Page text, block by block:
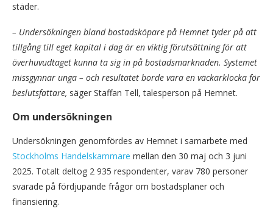
städer.
– Undersökningen bland bostadsköpare på Hemnet tyder på att
tillgång till eget kapital i dag är en viktig förutsättning för att
överhuvudtaget kunna ta sig in på bostadsmarknaden. Systemet
missgynnar unga – och resultatet borde vara en väckarklocka för
beslutsfattare, säger Staffan Tell, talesperson på Hemnet.
Om undersökningen
Undersökningen genomfördes av Hemnet i samarbete med
Stockholms Handelskammare mellan den 30 maj och 3 juni
2025. Totalt deltog 2 935 respondenter, varav 780 personer
svarade på fördjupande frågor om bostadsplaner och
finansiering.